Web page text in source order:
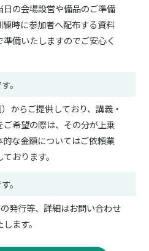
の会場設営や備品のご準備
時に参加者へ配布する資料
備いたしますのでご安心く
。
からご提供しており、講義・
希望の際は、その分が上乗
な金額についてはご依頼業
おります。
。
発行等、詳細はお問い合わせ
ます。